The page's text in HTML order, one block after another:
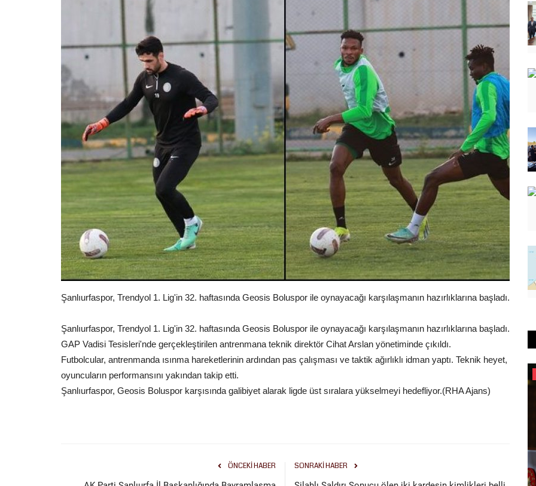
Şanlıurfaspor, Trendyol 1. Lig'in 32. haftasında Geosis Boluspor ile oynayacağı karşılaşmanın hazırlıklarına başladı.
Şanlıurfaspor, Trendyol 1. Lig'in 32. haftasında Geosis Boluspor ile oynayacağı karşılaşmanın hazırlıklarına başladı.
GAP Vadisi Tesisleri'nde gerçekleştirilen antrenmana teknik direktör Cihat Arslan yönetiminde çıkıldı.
Futbolcular, antrenmanda ısınma hareketlerinin ardından pas çalışması ve taktik ağırlıklı idman yaptı. Teknik heyet,
oyuncuların performansını yakından takip etti.
Şanlıurfaspor, Geosis Boluspor karşısında galibiyet alarak ligde üst sıralara yükselmeyi hedefliyor.(RHA Ajans)
ÖNCEKI HABER SONRAKI HABER
Siyaset